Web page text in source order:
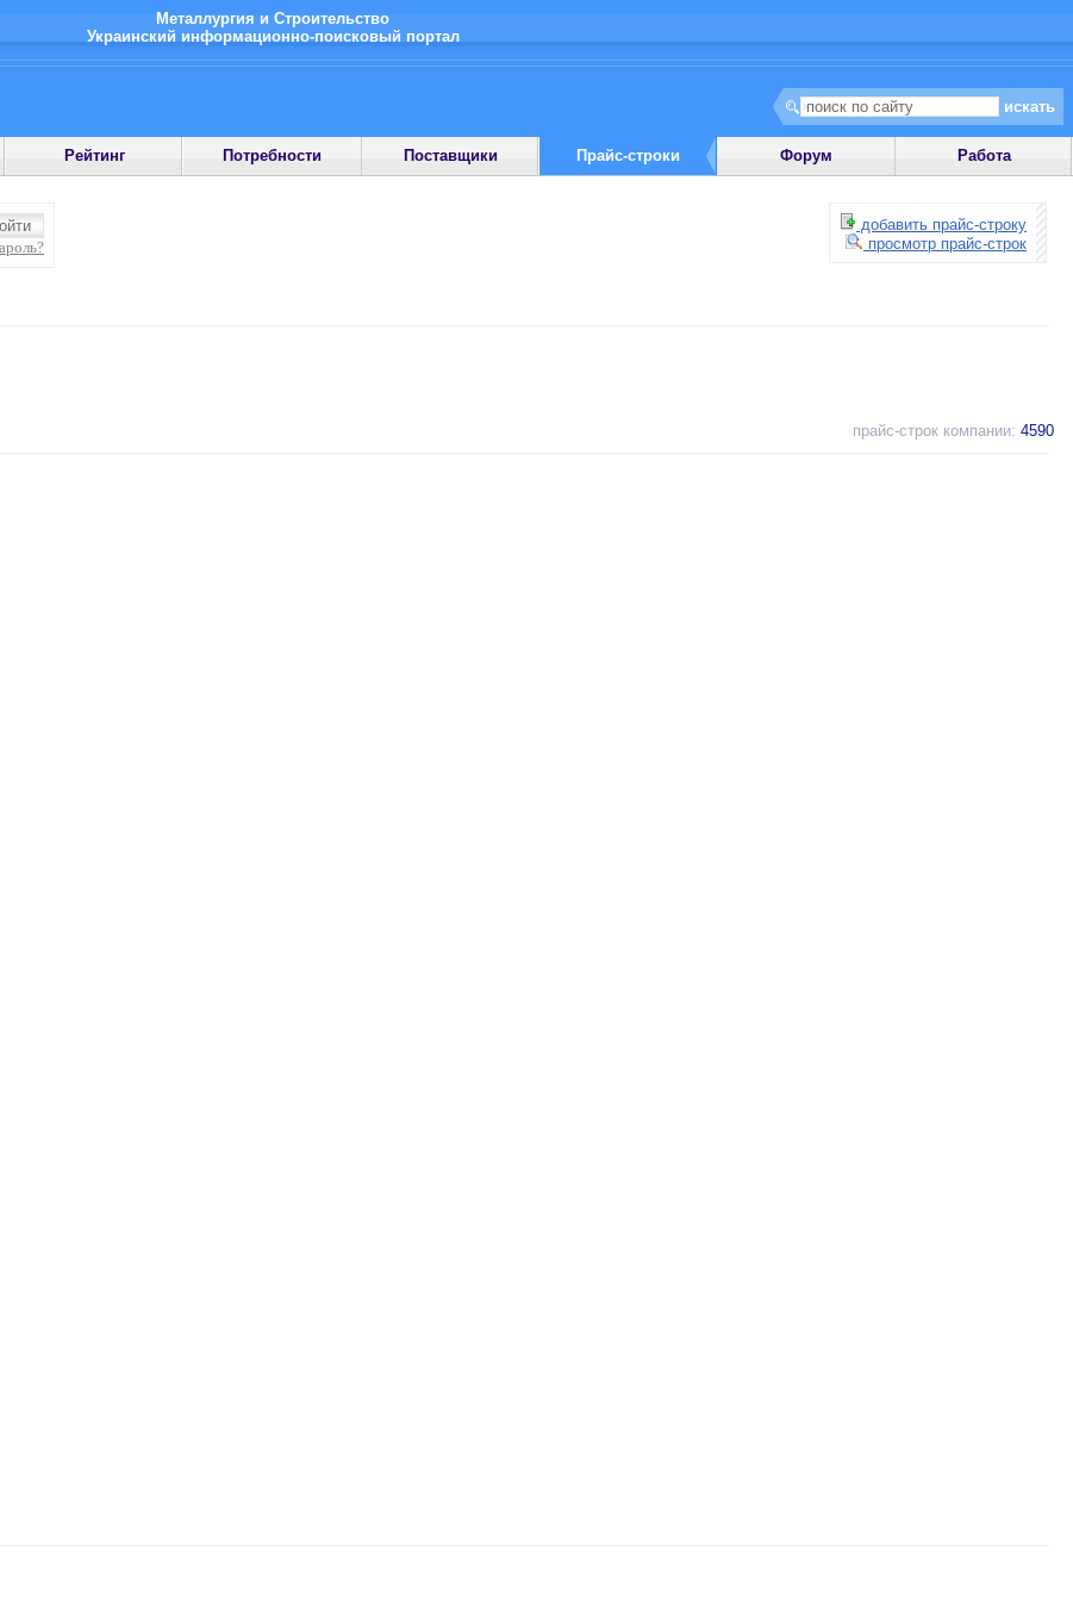
Металлургия и Строительство
Украинский информационно-поисковый портал
Рейтинг Потребности Поставщики Прайс-строки Форум Работа
добавить прайс-строку
просмотр прайс-строк
прайс-строк компании: 4590